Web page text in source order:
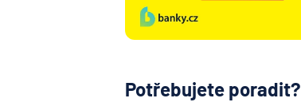
Potřebujete poradit?